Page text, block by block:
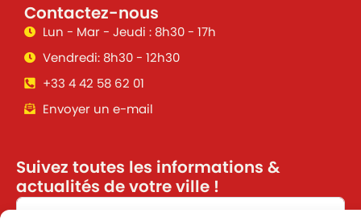
Contactez-nous
Lun - Mar - Jeudi : 8h30 - 17h
Vendredi: 8h30 - 12h30
+33 4 42 58 62 01
Envoyer un e-mail
Suivez toutes les informations &
actualités de votre ville !